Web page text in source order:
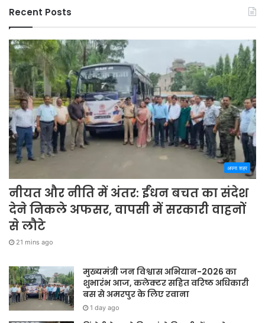
Recent Posts
अपना शहर
नीयत और नीति में अंतर: ईंधन बचत का संदेश
देने निकले अफसर, वापसी में सरकारी वाहनों
से लौटे
21 mins ago
मुख्यमंत्री जन विश्वास अभियान-2026 का
शुभारंभ आज, कलेक्टर सहित वरिष्ठ अधिकारी
बस से अमरपुर के लिए रवाना
1 day ago